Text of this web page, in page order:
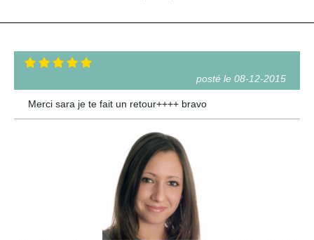
posté le 08-12-2015
Merci sara je te fait un retour++++ bravo